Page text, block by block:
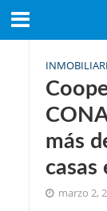
más
casas
marzo 2,